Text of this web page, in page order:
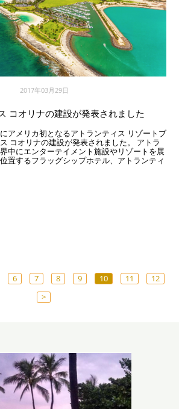
2017年03月29日
コオリナの建設が発表されました
アメリカ初となるアトランティス リゾートブ
コオリナの建設が発表されました。 アトラ
中にエンターテイメント施設やリゾートを展
置するフラッグシップホテル、アトランティ
6 7 8 9 10 11
12
>